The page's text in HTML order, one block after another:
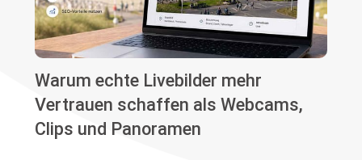
Warum echte Livebilder mehr
Vertrauen schaffen als Webcams,
Clips und Panoramen